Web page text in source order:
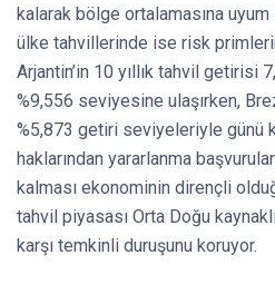
kalarak bölge ortalamasına
ülke tahvillerinde ise risk
Arjantin’in 10 yıllık tahvil getirisi
%9,556 seviyesine ulaşırken,
%5,873 getiri seviyeleriyle günü
haklarından yararlanma
kalması ekonominin dirençli
tahvil piyasası Orta Doğu
karşı temkinli duruşunu koruyor.